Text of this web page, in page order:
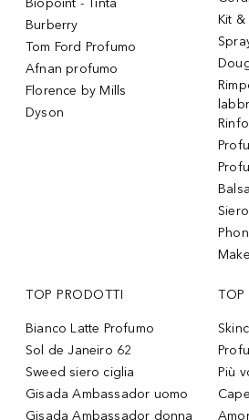
Biopoint - Tinta
Burberry
Tom Ford Profumo
Afnan profumo
Florence by Mills
Dyson
Kit &
Phon
TOP PRODOTTI
Bianco Latte Profumo
Sol de Janeiro 62
Sweed siero ciglia
Gisada Ambassador uomo
Gisada Ambassador donna
TOP
Più